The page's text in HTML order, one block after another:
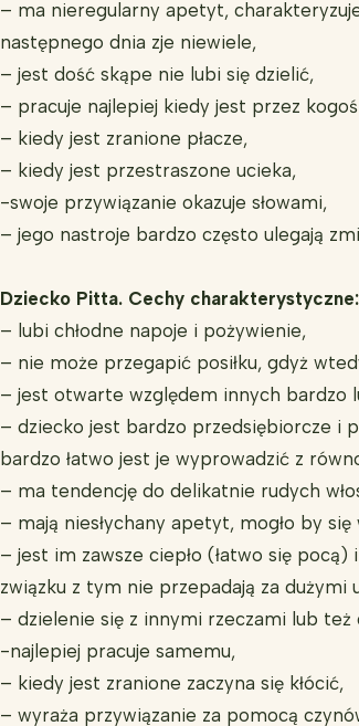
– ma nieregularny apetyt,
następnego dnia zje niewiele,
– jest dość skąpe nie lubi się dzielić,
– pracuje najlepiej kiedy jest przez
– kiedy jest zranione płacze,
– kiedy jest przestraszone ucieka,
-swoje przywiązanie okazuje słowami,
– jego nastroje bardzo często ulegają
Dziecko Pitta. Cechy charakterystyczne:
– lubi chłodne napoje i pożywienie,
– nie może przegapić posiłku, gdyż
– jest otwarte względem innych bardzo
– dziecko jest bardzo przedsiębiorcze i
bardzo łatwo jest je wyprowadzić z
– ma tendencję do delikatnie rudych
– mają niesłychany apetyt, mogło by
– jest im zawsze ciepło (łatwo się
związku z tym nie przepadają za dużymi
– dzielenie się z innymi rzeczami lub
-najlepiej pracuje samemu,
– kiedy jest zranione zaczyna się kłócić,
– wyraża przywiązanie za pomocą